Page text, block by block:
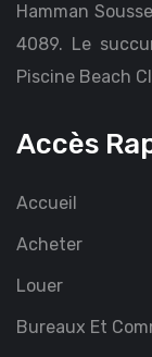
Hamman
4089. Le
Piscine Beach
Accès
Accueil
Acheter
Louer
Bureaux Et